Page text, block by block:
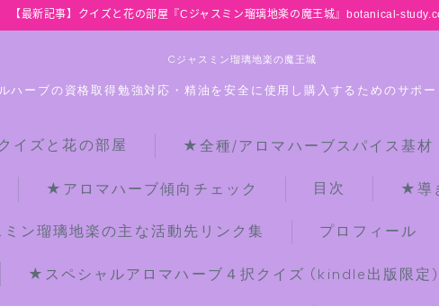
【最新記事】クイズと花の部屋『Cジャスミン瑠璃地楽の魔王城』botanical-
Cジャスミン瑠璃地楽の魔王城
ハーブの資格取得勉強対応・精油を安全に使用し購入するためのサポ
イズと花の部屋 ★全種/アロマハーブスパイス基
★アロマハーブ傾向チェック 目次 ★導
ン瑠璃地楽の主な活動先リンク集 プロフィール
★スペシャルアロマハーブ４択クイズ (kindle出版限定)
【最新】クイズと花の部屋
★全種/アロマハーブスパイス基材 プ